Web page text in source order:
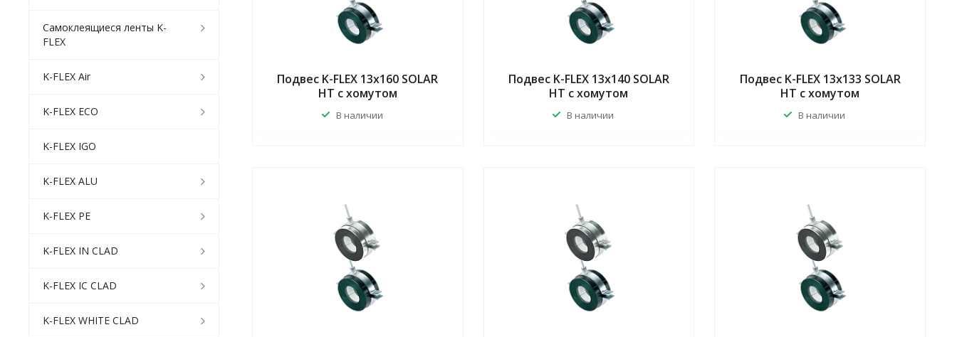
Подвес K-FLEX 13x160 SOLAR
HT с хомутом
В наличии
Подвес K-FLEX 13x140 SOLAR
HT с хомутом
В наличии
Подвес K-FLEX 13x133 SOLAR
HT с хомутом
В наличии
Самоклеящиеся ленты K-
FLEX
K-FLEX Air
K-FLEX ECO
K-FLEX IGO
K-FLEX ALU
K-FLEX PE
K-FLEX IN CLAD
K-FLEX IC CLAD
K-FLEX WHITE CLAD